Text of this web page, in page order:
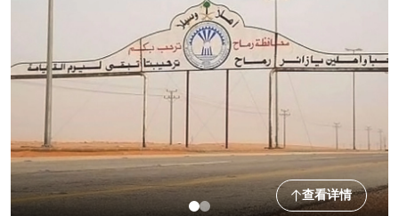
查看详情